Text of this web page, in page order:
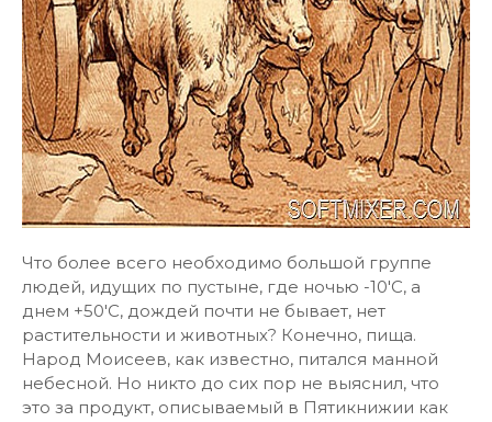
Что более всего необходимо большой группе
людей, идущих по пустыне, где ночью -10'С, а
днем +50'С, дождей почти не бывает, нет
растительности и животных? Конечно, пища.
Народ Моисеев, как известно, питался манной
небесной. Но никто до сих пор не выяснил, что
это за продукт, описываемый в Пятикнижии как